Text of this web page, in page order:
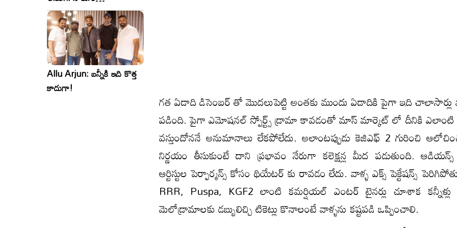
సినిమాలు..ఒకేసారి..ఎందుకో?
Allu Arjun: బన్నీకి ఇది కొత్త
కాదుగా!
గత ఏడాది డిసెంబర్ తో మొదలుపెట్టి అంతకు ముందు ఏడాదికి పైగా ఇది
పడింది. పైగా ఎమోషనల్ స్పోర్ట్స్ డ్రామా కావడంతో మాస్ మార్కెట్ లో దీనికి ఎలాంటి
వస్తుందోననే అనుమానాలు లేకపోలేదు. అలాంటప్పుడు కెజిఎఫ్ 2 గురించి
నిర్ణయం తీసుకుంటే దాని ప్రభావం నేరుగా కలెక్షన్ల మీద పడుతుంది.
ఆర్టిస్టుల పెర్ఫార్మన్స్ కోసం థియేటర్ కు రావడం లేదు. వాళ్ళ ఎక్స్ పెక్టేషన్స్
RRR, Puspa, KGF2 లాంటి కమర్షియల్ ఎంటర్ టైనర్లు చూశాక కన్నీళ్లు
మెలోడ్రామాలకు డబ్బులిచ్చి టికెట్లు కొనాలంటే వాళ్ళను కష్టపడి ఒప్పించాలి.